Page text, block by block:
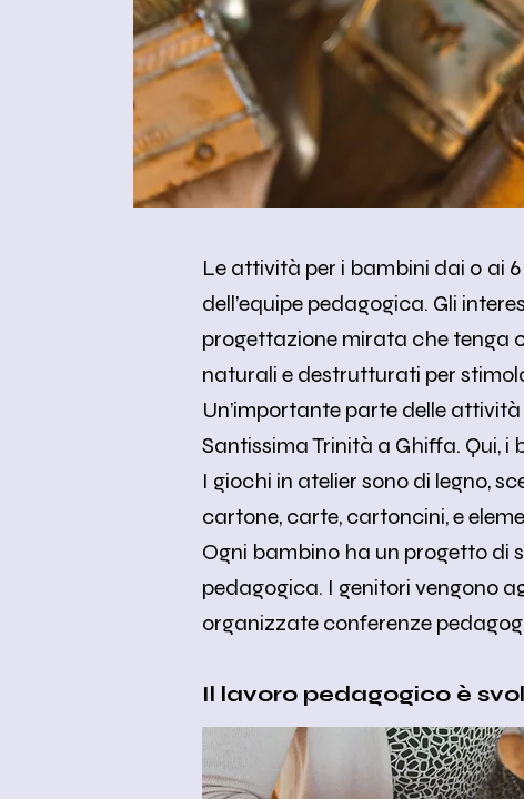
Le attività per i bambini dai 0 ai
dell’equipe pedagogica. Gli
progettazione mirata che tenga
naturali e destrutturati per
Un’importante parte delle
Santissima Trinità a Ghiffa. Qui,
I giochi in atelier sono di legno,
cartone, carte, cartoncini, e
Ogni bambino ha un progetto di
pedagogica. I genitori vengono
organizzate conferenze
Il lavoro pedagogico è